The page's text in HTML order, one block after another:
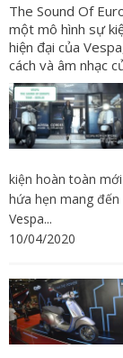
The Sound Of
một mô hình sự
hiện đại của
cách và âm nhạc
kiện hoàn toàn
hứa hẹn mang
Vespa...
10/04/2020